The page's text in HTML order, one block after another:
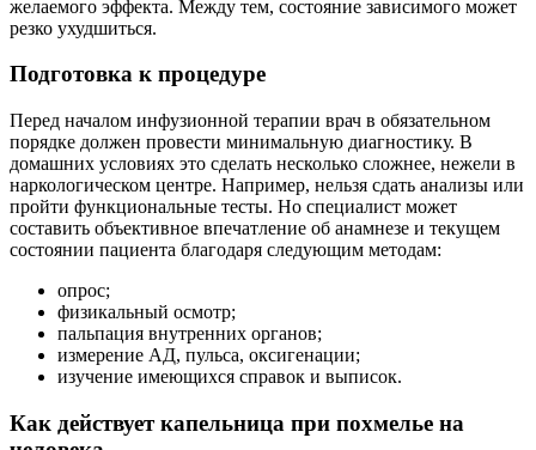
желаемого эффекта. Между тем, состояние зависимого может
резко ухудшиться.
Подготовка к процедуре
Перед началом инфузионной терапии врач в обязательном
порядке должен провести минимальную диагностику. В
домашних условиях это сделать несколько сложнее, нежели в
наркологическом центре. Например, нельзя сдать анализы или
пройти функциональные тесты. Но специалист может
составить объективное впечатление об анамнезе и текущем
состоянии пациента благодаря следующим методам:
опрос;
физикальный осмотр;
пальпация внутренних органов;
измерение АД, пульса, оксигенации;
изучение имеющихся справок и выписок.
Как действует капельница при похмелье на